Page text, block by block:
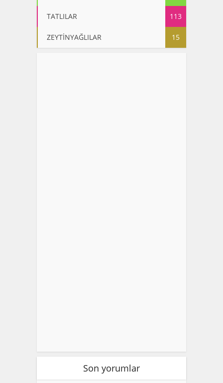
TATLILAR 113
ZEYTİNYAĞLILAR 15
Son yorumlar